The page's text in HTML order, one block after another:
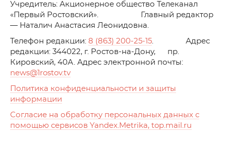
Учредитель: Акционерное общество Телеканал
«Первый Ростовский». Главный редактор
— Наталич Анастасия Леонидовна.
Телефон редакции: 8 (863) 200-25-15. Адрес
редакции: 344022, г. Ростов-на-Дону, пр.
Кировский, 40А. Адрес электронной почты:
news@1rostov.tv
Политика конфиденциальности и защиты
информации
Согласие на обработку персональных данных с
помощью сервисов Yandex.Metrika, top.mail.ru